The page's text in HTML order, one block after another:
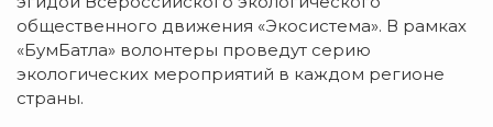
общественного движения «Экосистема». В рамках
«БумБатла» волонтеры проведут серию
экологических мероприятий в каждом регионе
страны.